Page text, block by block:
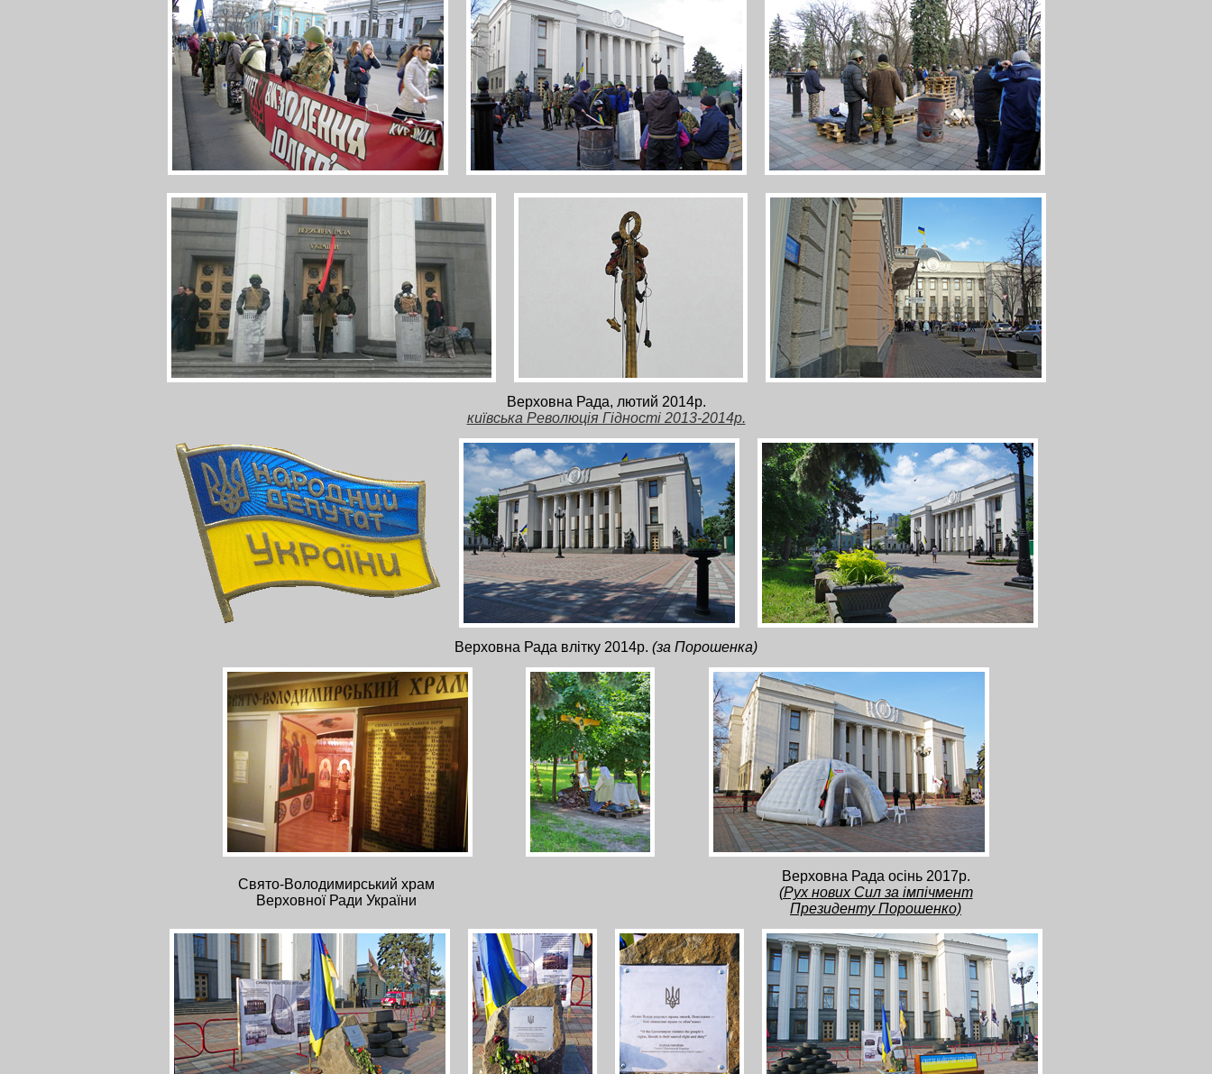
Верховна Рада, лютий 2014р.
київська Революція Гідності 2013-2014р.
Верховна Рада влітку 2014р. (за Порошенка)
Свято-Володимирський храм
Верховної Ради України
Верховна Рада осінь 2017р.
(Рух нових Сил за імпічмент
Президенту Порошенко)